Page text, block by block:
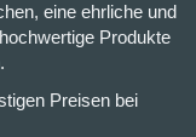
eine ehrliche und
Produkte
Preisen bei